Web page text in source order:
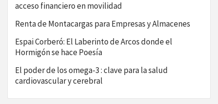
acceso financiero en movilidad
Renta de Montacargas para Empresas y Almacenes
Espai Corberó: El Laberinto de Arcos donde el
Hormigón se hace Poesía
El poder de los omega-3 : clave para la salud
cardiovascular y cerebral